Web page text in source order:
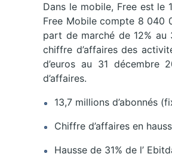
Dans le mobile, Free est le
Free Mobile compte 8 040
part de marché de 12% au
chiffre d’affaires des
d’euros au 31 décembre
d’affaires.
13,7 millions d’abonnés
Chiffre d’affaires en
Hausse de 31% de l’